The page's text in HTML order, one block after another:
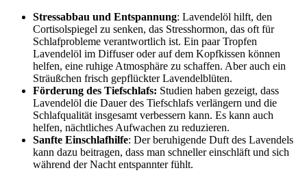
Stressabbau und Entspannung: Lavendelöl hilft, den
Cortisolspiegel zu senken, das Stresshormon, das oft für
Schlafprobleme verantwortlich ist. Ein paar Tropfen
Lavendelöl im Diffuser oder auf dem Kopfkissen können
helfen, eine ruhige Atmosphäre zu schaffen. Aber auch ein
Sträußchen frisch gepflückter Lavendelblüten.
Förderung des Tiefschlafs: Studien haben gezeigt, dass
Lavendelöl die Dauer des Tiefschlafs verlängern und die
Schlafqualität insgesamt verbessern kann. Es kann auch
helfen, nächtliches Aufwachen zu reduzieren.
Sanfte Einschlafhilfe: Der beruhigende Duft des Lavendels
kann dazu beitragen, dass man schneller einschläft und sich
während der Nacht entspannter fühlt.